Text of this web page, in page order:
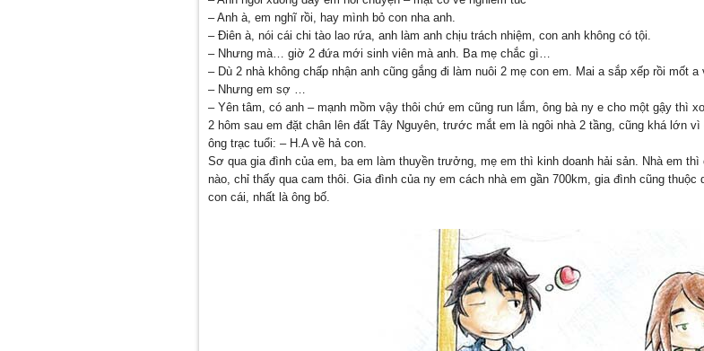
– Anh à, em nghĩ rồi, hay mình bỏ con nha anh.
– Điên à, nói cái chi tào lao rứa, anh làm anh chịu trách nhiệm, con anh không có tội.
– Nhưng mà… giờ 2 đứa mới sinh viên mà anh. Ba mẹ chắc gì…
– Dù 2 nhà không chấp nhận anh cũng gắng đi làm nuôi 2 mẹ con em. Mai a sắp xếp rồi mốt
– Nhưng em sợ …
– Yên tâm, có anh – mạnh mồm vậy thôi chứ em cũng run lắm, ông bà ny e cho một gậy thì
2 hôm sau em đặt chân lên đất Tây Nguyên, trước mắt em là ngôi nhà 2 tầng, cũng khá lớn
ông trạc tuổi: – H.A về hả con.
Sơ qua gia đình của em, ba em làm thuyền trưởng, mẹ em thì kinh doanh hải sản. Nhà em
nào, chỉ thấy qua cam thôi. Gia đình của ny em cách nhà em gần 700km, gia đình cũng
con cái, nhất là ông bố.